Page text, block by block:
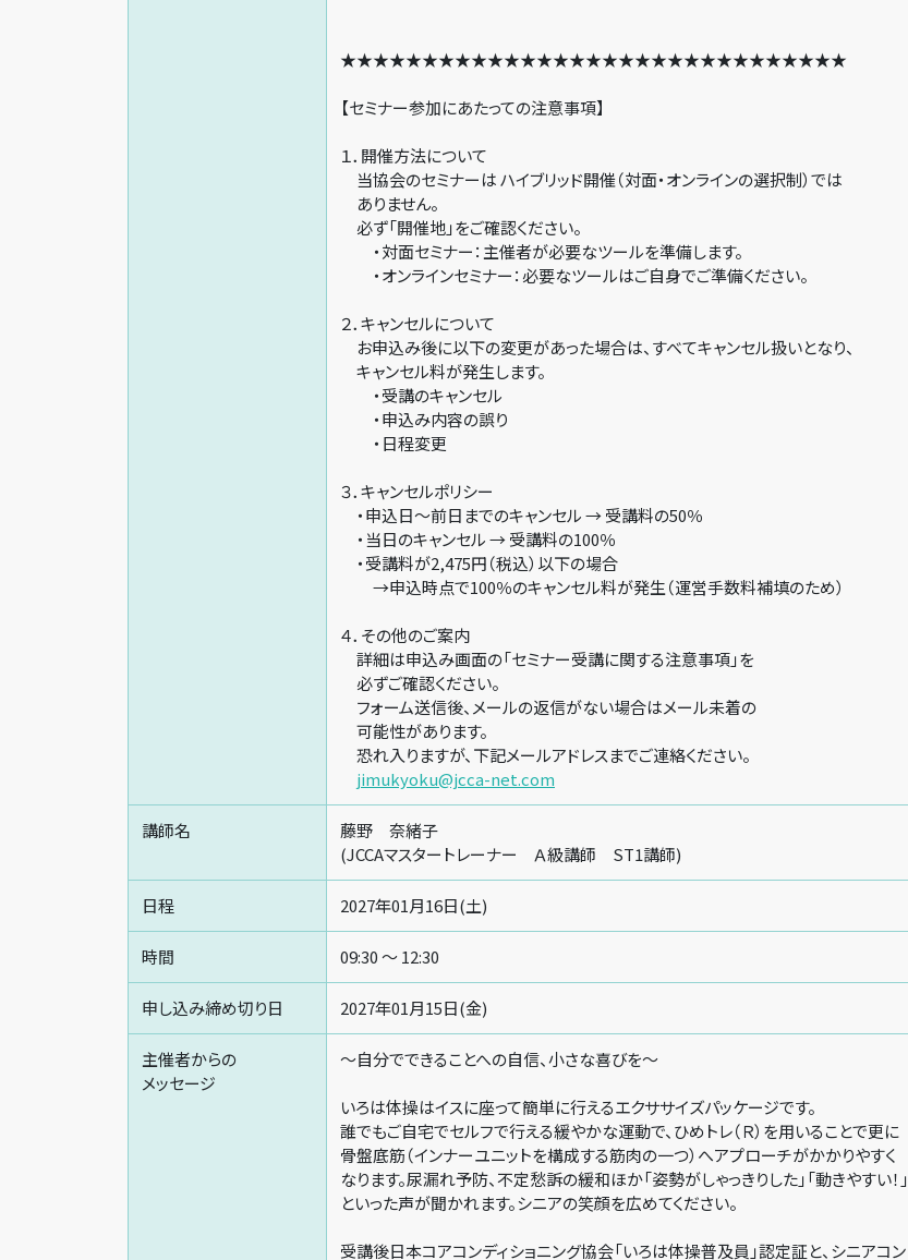
★★★★★★★★★★★★★★★★★★★★★★★★★★★★★★★
【セミナー参加にあたっての注意事項】
１．開催方法について
当協会のセミナーは ハイブリッド開催（対面・オンラインの選択制）では
ありません。
必ず「開催地」をご確認ください。
・対面セミナー：主催者が必要なツールを準備します。
・オンラインセミナー：必要なツールはご自身でご準備ください。
２．キャンセルについて
お申込み後に以下の変更があった場合は、すべてキャンセル扱いとなり、
キャンセル料が発生します。
・受講のキャンセル
・申込み内容の誤り
・日程変更
３．キャンセルポリシー
・申込日～前日までのキャンセル → 受講料の50％
・当日のキャンセル → 受講料の100％
・受講料が2,475円（税込）以下の場合
→申込時点で100％のキャンセル料が発生（運営手数料補填のため）
４．その他のご案内
詳細は申込み画面の「セミナー受講に関する注意事項」を
必ずご確認ください。
フォーム送信後、メールの返信がない場合はメール未着の
可能性があります。
恐れ入りますが、下記メールアドレスまでご連絡ください。
jimukyoku@jcca-net.com
講師名
藤野 奈緒子
(JCCAマスタートレーナー Ａ級講師 ST1講師)
日程 2027年01月16日(土)
時間 09:30 〜 12:30
申し込み締め切り日 2027年01月15日(金)
主催者からの
メッセージ
～自分でできることへの自信、小さな喜びを～
いろは体操はイスに座って簡単に行えるエクササイズパッケージです。
誰でもご自宅でセルフで行える緩やかな運動で、ひめトレ（Ｒ）を用いることで更に
骨盤底筋（インナーユニットを構成する筋肉の一つ）へアプローチがかかりやすく
なります。尿漏れ予防、不定愁訴の緩和ほか「姿勢がしゃっきりした」「動きやすい！」
といった声が聞かれます。シニアの笑顔を広めてください。
受講後日本コアコンディショニング協会「いろは体操普及員」認定証と、シニアコン